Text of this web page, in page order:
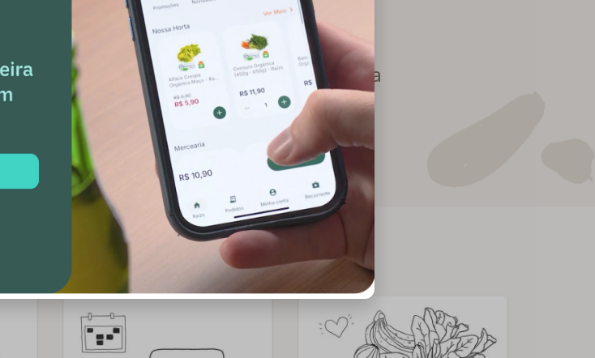
semanal ou quinzenal
de alimentos no seu dia a dia
sua cesta